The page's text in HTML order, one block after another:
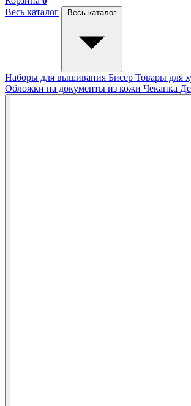
Весь каталог
Весь каталог
Наборы для вышивания Бисер Товары для
Обложки на документы из кожи Чеканка